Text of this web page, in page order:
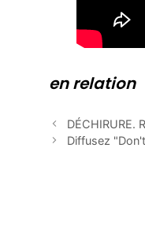
en relation
DÉCHIRURE.
Diffusez